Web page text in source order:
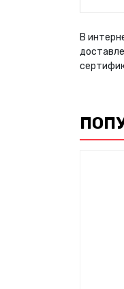
В